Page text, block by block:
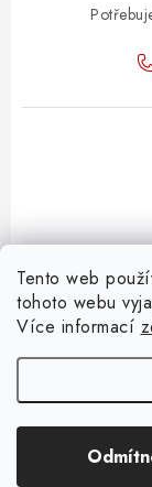
Tento web
tohoto webu
Více informací
Z
Informace pro
KONTAKTY
BLOG
Copyright